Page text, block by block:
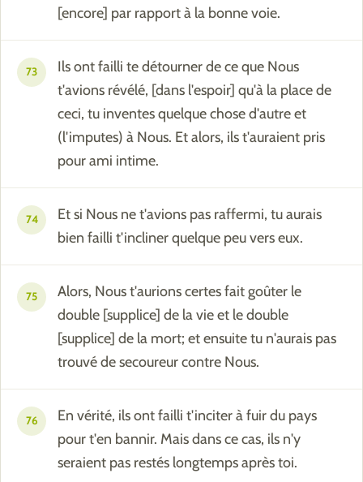
[encore] par rapport à la bonne voie.
73
Ils ont failli te détourner de ce que Nous
t'avions révélé, [dans l'espoir] qu'à la place de
ceci, tu inventes quelque chose d'autre et
(l'imputes) à Nous. Et alors, ils t'auraient pris
pour ami intime.
74
Et si Nous ne t'avions pas raffermi, tu aurais
bien failli t'incliner quelque peu vers eux.
75
Alors, Nous t'aurions certes fait goûter le
double [supplice] de la vie et le double
[supplice] de la mort; et ensuite tu n'aurais pas
trouvé de secoureur contre Nous.
76
En vérité, ils ont failli t'inciter à fuir du pays
pour t'en bannir. Mais dans ce cas, ils n'y
seraient pas restés longtemps après toi.